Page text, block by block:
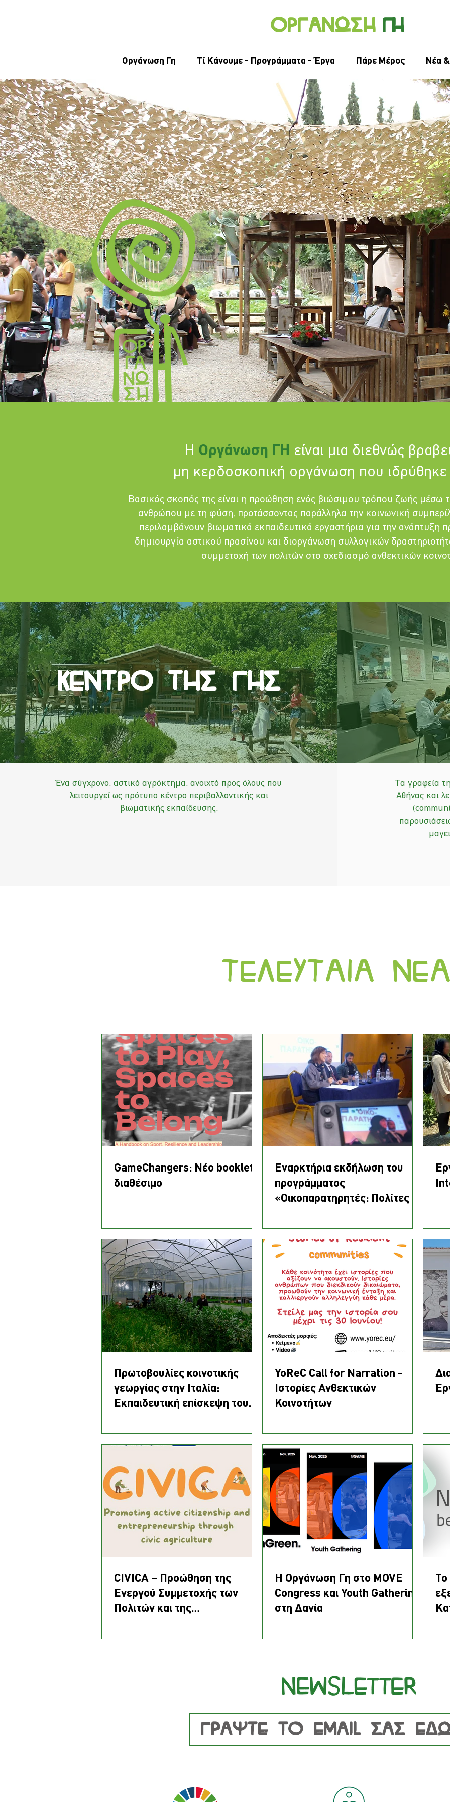
Οργανωση γη
Οργάνωση Γη Τί Κάνουμε - Προγράμματα - Έργα Πάρε Μέρος Νέα
Η Οργάνωση ΓΗ είναι μια διεθνώς
μη κερδοσκοπική οργάνωση που ιδρύθηκε
Βασικός σκοπός της είναι η προώθηση ενός βιώσιμου τρόπου ζωής μέσω
ανθρώπου με τη φύση, προτάσσοντας παράλληλα την κοινωνική
περιλαμβάνουν βιωματικά εκπαιδευτικά εργαστήρια για την ανάπτυξη
δημιουργία αστικού πρασίνου και διοργάνωση συλλογικών
συμμετοχή των πολιτών στο σχεδιασμό ανθεκτικών
Kεντρο τησ γησ
Ένα σύγχρονο, αστικό αγρόκτημα, ανοιχτό προς όλους που
λειτουργεί ως πρότυπο κέντρο περιβαλλοντικής και
βιωματικής εκπαίδευσης.
Τα γραφεία
Αθήνας και
τελευταια
GameChangers: Νέο booklet
διαθέσιμο
Eναρκτήρια εκδήλωση του
προγράμματος
«Οικοπαρατηρητές: Πολίτες σε
δικαιοσύνη (EcoCheckers)».
Πρωτοβουλίες κοινοτικής
γεωργίας στην Ιταλία:
Εκπαιδευτική επίσκεψη του
YoReC Call for Narration -
Ιστορίες Ανθεκτικών
Κοινοτήτων
CIVICA – Προώθηση της
Ενεργού Συμμετοχής των
Πολιτών και της
Κοινωνικής Γεωργίας
Η Οργάνωση Γη στο MOVE
Congress και Youth Gathering
στη Δανία
Το